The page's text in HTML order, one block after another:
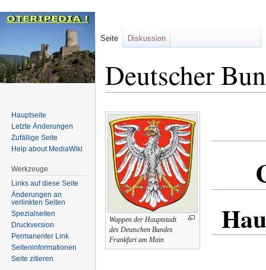
Deutscher
Zur
Navigation
springen
Zur
Suche
springen
Wappen der Hauptstadt
des Deutschen Bundes
Frankfurt am Main
Seite Diskussion
Hauptseite
Letzte Änderungen
Zufällige Seite
Help about MediaWiki
Werkzeuge
Links auf diese Seite
Änderungen an
verlinkten Seiten
Spezialseiten
Druckversion
Permanenter Link
Seiten­informationen
Seite zitieren